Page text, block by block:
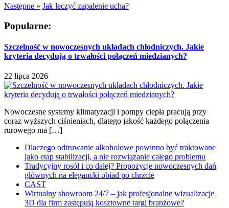
Następne » Jak leczyć zapalenie ucha?
Popularne:
Szczelność w nowoczesnych układach chłodniczych. Jakie
kryteria decydują o trwałości połączeń miedzianych?
22 lipca 2026
Nowoczesne systemy klimatyzacji i pompy ciepła pracują przy
coraz wyższych ciśnieniach, dlatego jakość każdego połączenia
rurowego ma […]
Dlaczego odtruwanie alkoholowe powinno być traktowane
jako etap stabilizacji, a nie rozwiązanie całego problemu
Tradycyjny rosół i co dalej? Propozycje nowoczesnych dań
głównych na elegancki obiad po chrzcie
CAST
Wirtualny showroom 24/7 – jak profesjonalne wizualizacje
3D dla firm zastępują kosztowne targi branżowe?